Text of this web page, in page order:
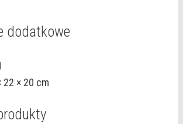
dodatkowe
22 × 20 cm